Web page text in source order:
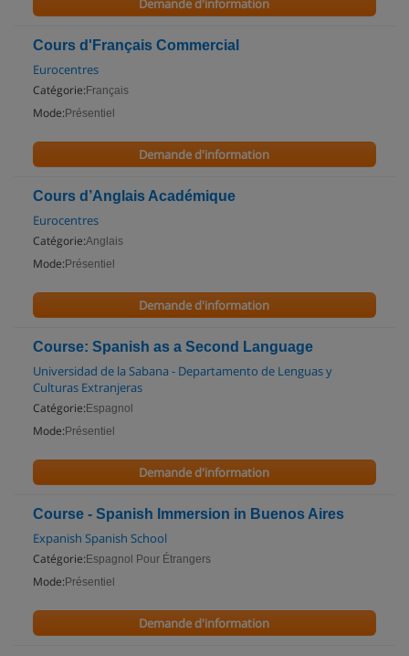
Demande d'information
Cours d'Français Commercial
Eurocentres
Catégorie: Français
Mode: Présentiel
Demande d'information
Cours d’Anglais Académique
Eurocentres
Catégorie:Anglais
Mode: Présentiel
Demande d'information
Course: Spanish as a Second Language
Universidad de la Sabana - Departamento de Lenguas y
Culturas Extranjeras
Catégorie: Espagnol
Mode: Présentiel
Demande d'information
Course - Spanish Immersion in Buenos Aires
Expanish Spanish School
Catégorie: Espagnol Pour Étrangers
Mode: Présentiel
Demande d'information